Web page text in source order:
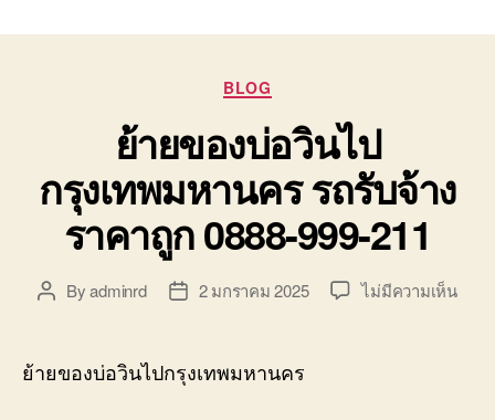
เซียน
จำกัด)
บริการ
รถยก
รถ
รับจ้าง
ใน
เขต
บ่อ
ติดต่อ
Categories
BLOG
ย้ายของบ่อวินไป
กรุงเทพมหานคร รถรับจ้าง
ราคาถูก 0888-999-211
PostByadminrd
Post2 มกราคม 2025 ไม่มีความเห็นบน
ย้ายของบ่อวินไปกรุงเทพมหานคร